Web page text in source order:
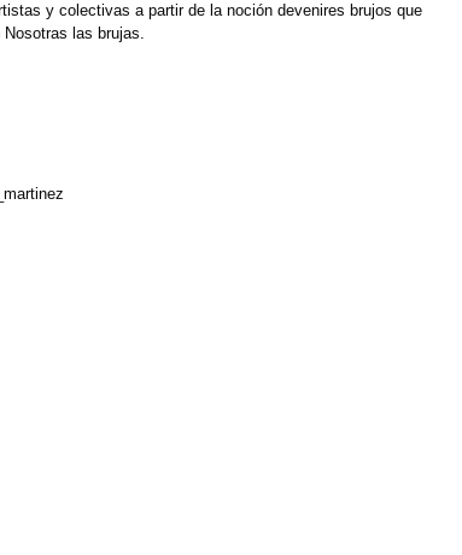
y colectivas a partir de la noción devenires brujos que
las brujas.